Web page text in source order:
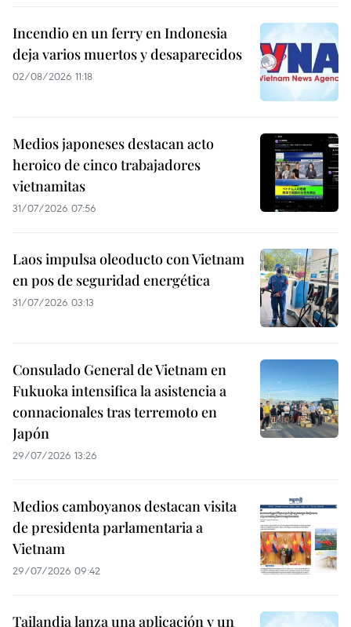
Incendio en un ferry en Indonesia
deja varios muertos y desaparecidos
02/08/2026 11:18
Medios japoneses destacan acto
heroico de cinco trabajadores
vietnamitas
31/07/2026 07:56
Laos impulsa oleoducto con Vietnam
en pos de seguridad energética
31/07/2026 03:13
Consulado General de Vietnam en
Fukuoka intensifica la asistencia a
connacionales tras terremoto en
Japón
29/07/2026 13:26
Medios camboyanos destacan visita
de presidenta parlamentaria a
Vietnam
29/07/2026 09:42
Tailandia lanza una aplicación y un